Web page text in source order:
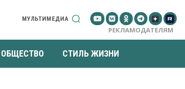
МУЛЬТИМЕДИА
РЕКЛАМОДАТЕЛЯМ
ОБЩЕСТВО СТИЛЬ ЖИЗНИ